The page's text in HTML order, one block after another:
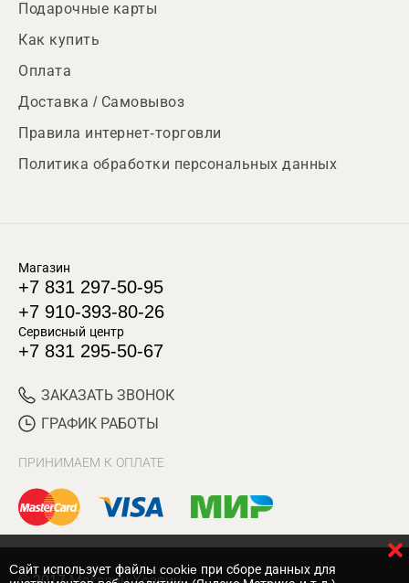
Подарочные карты
Как купить
Оплата
Доставка / Самовывоз
Правила интернет-торговли
Политика обработки персональных данных
Магазин
+7 831 297-50-95
+7 910-393-80-26
Сервисный центр
+7 831 295-50-67
ЗАКАЗАТЬ ЗВОНОК
ГРАФИК РАБОТЫ
ПРИНИМАЕМ К ОПЛАТЕ
Cайт использует файлы cookie при сборе данных для